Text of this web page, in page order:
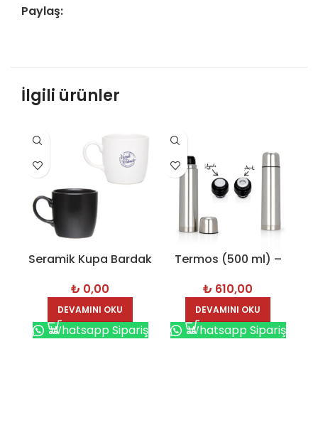
Paylaş:
İlgili ürünler
Seramik Kupa Bardak
₺ 0,00
DEVAMINI OKU
Whatsapp Sipariş
Termos (500 ml) –
₺ 610,00
DEVAMINI OKU
Whatsapp Sipariş